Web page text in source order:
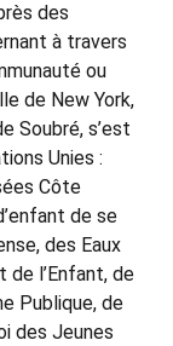
des
à travers
ou
de New York,
Soubré, s’est
Unies :
Côte
de se
des Eaux
de l’Enfant, de
Publique, de
des Jeunes